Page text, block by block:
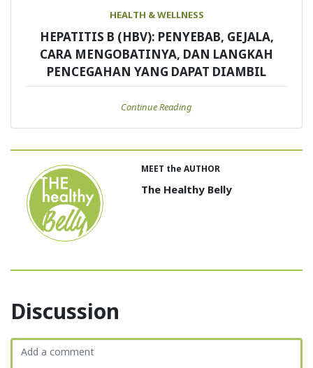
HEALTH & WELLNESS
HEPATITIS B (HBV): PENYEBAB, GEJALA,
CARA MENGOBATINYA, DAN LANGKAH
PENCEGAHAN YANG DAPAT DIAMBIL
Continue Reading
MEET the AUTHOR
The Healthy Belly
Discussion